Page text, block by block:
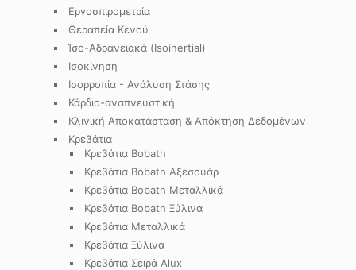
Εργοσπιρομετρία
Θεραπεία Κενού
Ίσο-Αδρανειακά (Isoinertial)
Ισοκίνηση
Ισορροπία - Ανάλυση Στάσης
Κάρδιο-αναπνευστική
Κλινική Αποκατάσταση & Απόκτηση Δεδομένων
Κρεβάτια
Κρεβάτια Bobath
Κρεβάτια Bobath Αξεσουάρ
Κρεβάτια Bobath Μεταλλικά
Κρεβάτια Bobath Ξύλινα
Κρεβάτια Μεταλλικά
Κρεβάτια Ξύλινα
Κρεβάτια Σειρά Alux